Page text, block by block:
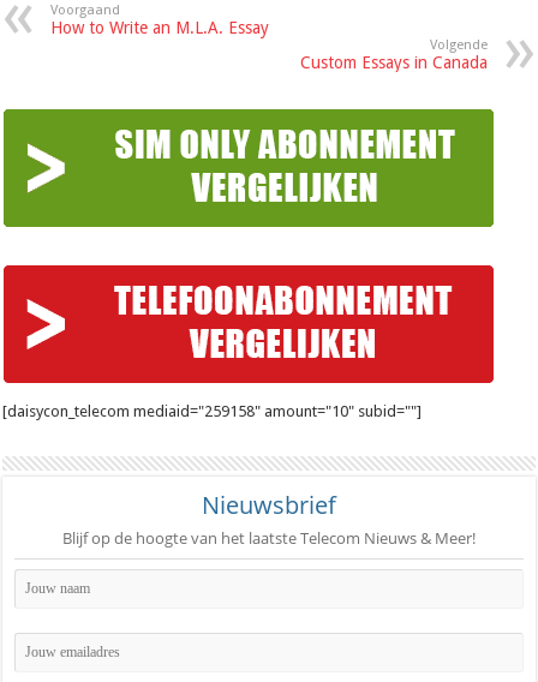
Voorgaand
How to Write an M.L.A. Essay
Volgende
Custom Essays in Canada
[daisycon_telecom mediaid="259158" amount="10" subid=""]
Nieuwsbrief
Blijf op de hoogte van het laatste Telecom Nieuws & Meer!